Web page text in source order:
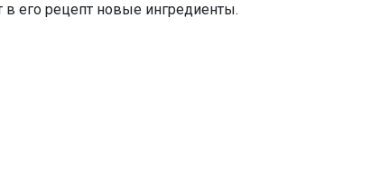
в его рецепт новые ингредиенты.